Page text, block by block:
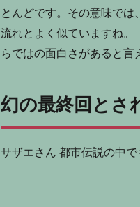
とんどです。その意味では
流れとよく似ていますね。
らではの面白さがあると言
幻の最終回とさ
サザエさん 都市伝説の中